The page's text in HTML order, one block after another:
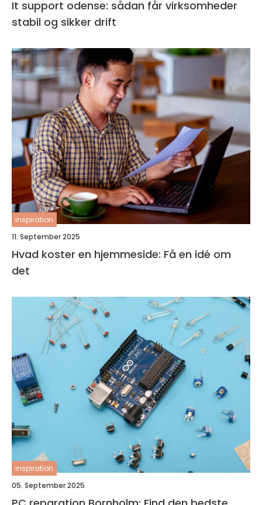
It support odense: sådan får virksomheder
stabil og sikker drift
inspiration
11. September 2025
Hvad koster en hjemmeside: Få en idé om
det
inspiration
05. September 2025